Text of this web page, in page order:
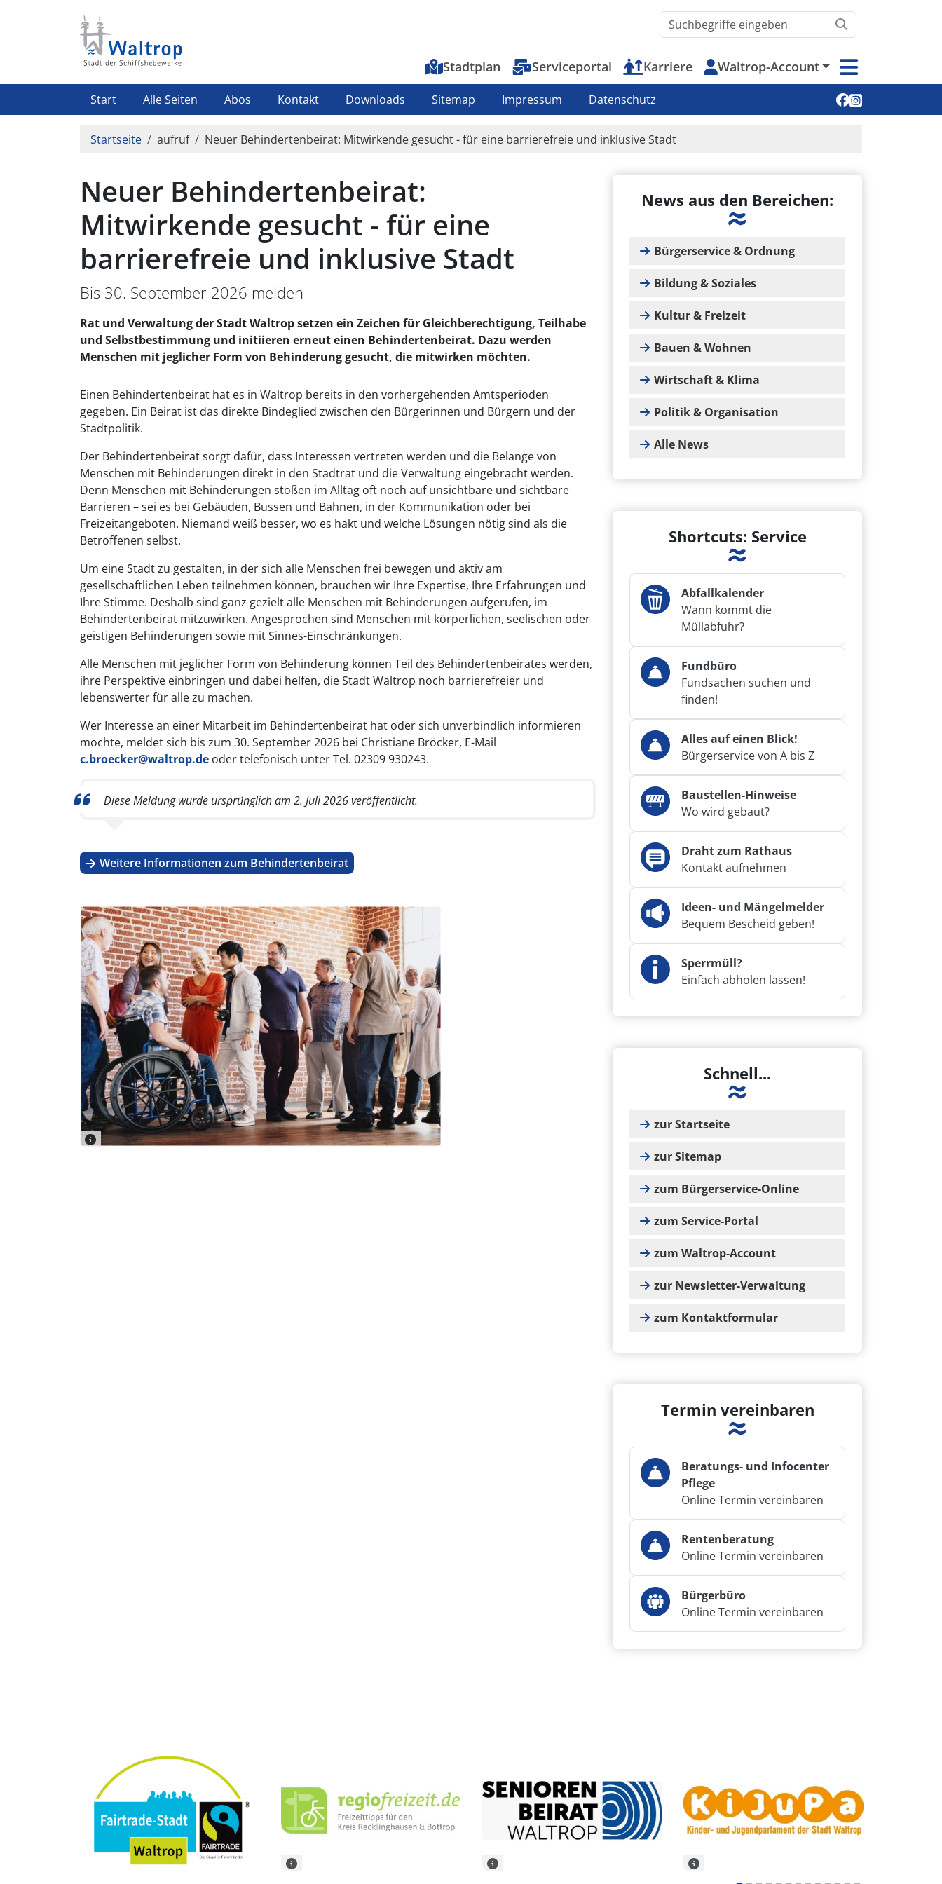
Waltrop.de durchsuchen
Top-Menu
Stadtplan Serviceportal Karriere Waltrop-Account
Highlight Menü
Start Alle Seiten Abos Kontakt Downloads Sitemap Impressum Datenschutz Soziale Medien
Pfadnavigation
Startseite aufruf Neuer Behindertenbeirat: Mitwirkende gesucht - für eine barrierefreie und inklusive Stadt
Neuer Behindertenbeirat:
Mitwirkende gesucht - für eine
barrierefreie und inklusive Stadt
Bis 30. September 2026 melden
Rat und Verwaltung der Stadt Waltrop setzen ein Zeichen für Gleichberechtigung, Teilhabe
und Selbstbestimmung und initiieren erneut einen Behindertenbeirat. Dazu werden
Menschen mit jeglicher Form von Behinderung gesucht, die mitwirken möchten.
Einen Behindertenbeirat hat es in Waltrop bereits in den vorhergehenden Amtsperioden
gegeben. Ein Beirat ist das direkte Bindeglied zwischen den Bürgerinnen und Bürgern und der
Stadtpolitik.
Der Behindertenbeirat sorgt dafür, dass Interessen vertreten werden und die Belange von
Menschen mit Behinderungen direkt in den Stadtrat und die Verwaltung eingebracht werden.
Denn Menschen mit Behinderungen stoßen im Alltag oft noch auf unsichtbare und sichtbare
Barrieren – sei es bei Gebäuden, Bussen und Bahnen, in der Kommunikation oder bei
Freizeitangeboten. Niemand weiß besser, wo es hakt und welche Lösungen nötig sind als die
Betroffenen selbst.
Um eine Stadt zu gestalten, in der sich alle Menschen frei bewegen und aktiv am
gesellschaftlichen Leben teilnehmen können, brauchen wir Ihre Expertise, Ihre Erfahrungen und
Ihre Stimme. Deshalb sind ganz gezielt alle Menschen mit Behinderungen aufgerufen, im
Behindertenbeirat mitzuwirken. Angesprochen sind Menschen mit körperlichen, seelischen oder
geistigen Behinderungen sowie mit Sinnes-Einschränkungen.
Alle Menschen mit jeglicher Form von Behinderung können Teil des Behindertenbeirates werden,
ihre Perspektive einbringen und dabei helfen, die Stadt Waltrop noch barrierefreier und
lebenswerter für alle zu machen.
Wer Interesse an einer Mitarbeit im Behindertenbeirat hat oder sich unverbindlich informieren
möchte, meldet sich bis zum 30. September 2026 bei Christiane Bröcker, E-Mail
c.broecker@waltrop.de oder telefonisch unter Tel. 02309 930243.
Diese Meldung wurde ursprünglich am 2. Juli 2026 veröffentlicht.
Weitere Informationen zum Behindertenbeirat
News aus den Bereichen:
Bürgerservice & Ordnung
Bildung & Soziales
Kultur & Freizeit
Bauen & Wohnen
Wirtschaft & Klima
Politik & Organisation
Alle News
Shortcuts: Service
Abfallkalender
Wann kommt die
Müllabfuhr?
Fundbüro
Fundsachen suchen und
finden!
Alles auf einen Blick!
Bürgerservice von A bis Z
Baustellen-Hinweise
Wo wird gebaut?
Draht zum Rathaus
Kontakt aufnehmen
Ideen- und Mängelmelder
Bequem Bescheid geben!
Sperrmüll?
Einfach abholen lassen!
Schnell...
zur Startseite
zur Sitemap
zum Bürgerservice-Online
zum Service-Portal
zum Waltrop-Account
zur Newsletter-Verwaltung
zum Kontaktformular
Termin vereinbaren
Beratungs- und Infocenter
Pflege
Online Termin vereinbaren
Rentenberatung
Online Termin vereinbaren
Bürgerbüro
Online Termin vereinbaren